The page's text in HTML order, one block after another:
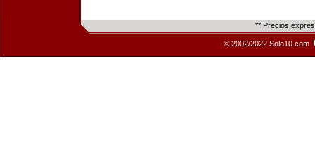
** Precios
© 2002/2022 Solo10.com